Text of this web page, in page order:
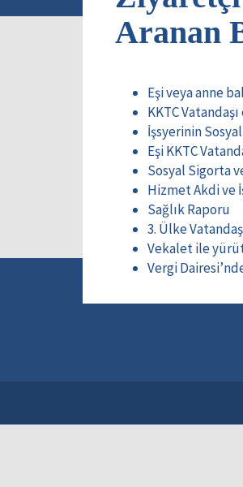
Aranan
Eşi veya anne
KKTC
İşsyerinin
Eşi KKTC
Sosyal Sigorta
Hizmet Akdi ve
Sağlık Raporu
3. Ülke
Vekalet ile
Vergi